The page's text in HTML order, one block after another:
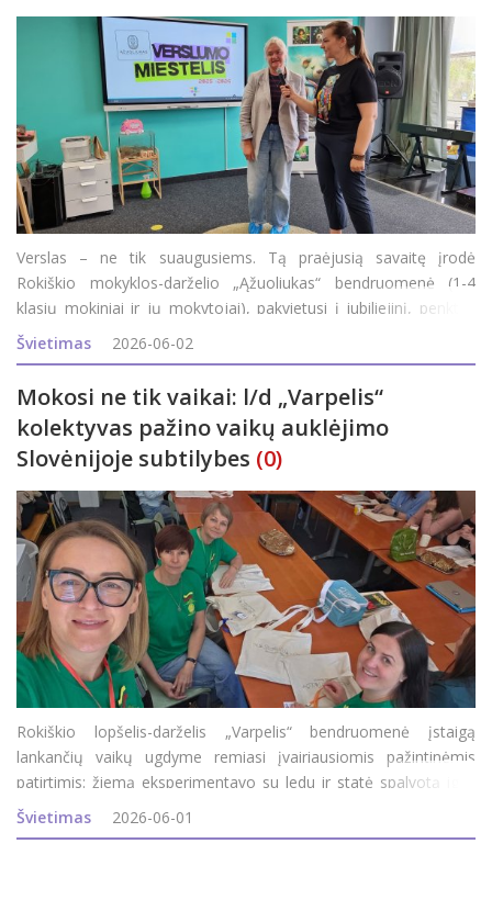
Verslas – ne tik suaugusiems. Tą praėjusią savaitę įrodė
Rokiškio mokyklos-darželio „Ąžuoliukas“ bendruomenė (1-4
klasių mokiniai ir jų mokytojai), pakvietusi į jubiliejinį, penktus
metus iš eilės pavasarį organizuojamą renginį „Verslumo
miestelis“. Jubil
Švietimas 2026-06-02
Mokosi ne tik vaikai: l/d „Varpelis“
kolektyvas pažino vaikų auklėjimo
Slovėnijoje subtilybes (0)
Rokiškio lopšelis-darželis „Varpelis“ bendruomenė įstaigą
lankančių vaikų ugdyme remiasi įvairiausiomis pažintinėmis
patirtimis: žiemą eksperimentavo su ledu ir statė spalvotą iglu,
pavasarį įstaigoje patys išperino dvi dešimtis viščiukų, o kiek
kasdien
Švietimas 2026-06-01